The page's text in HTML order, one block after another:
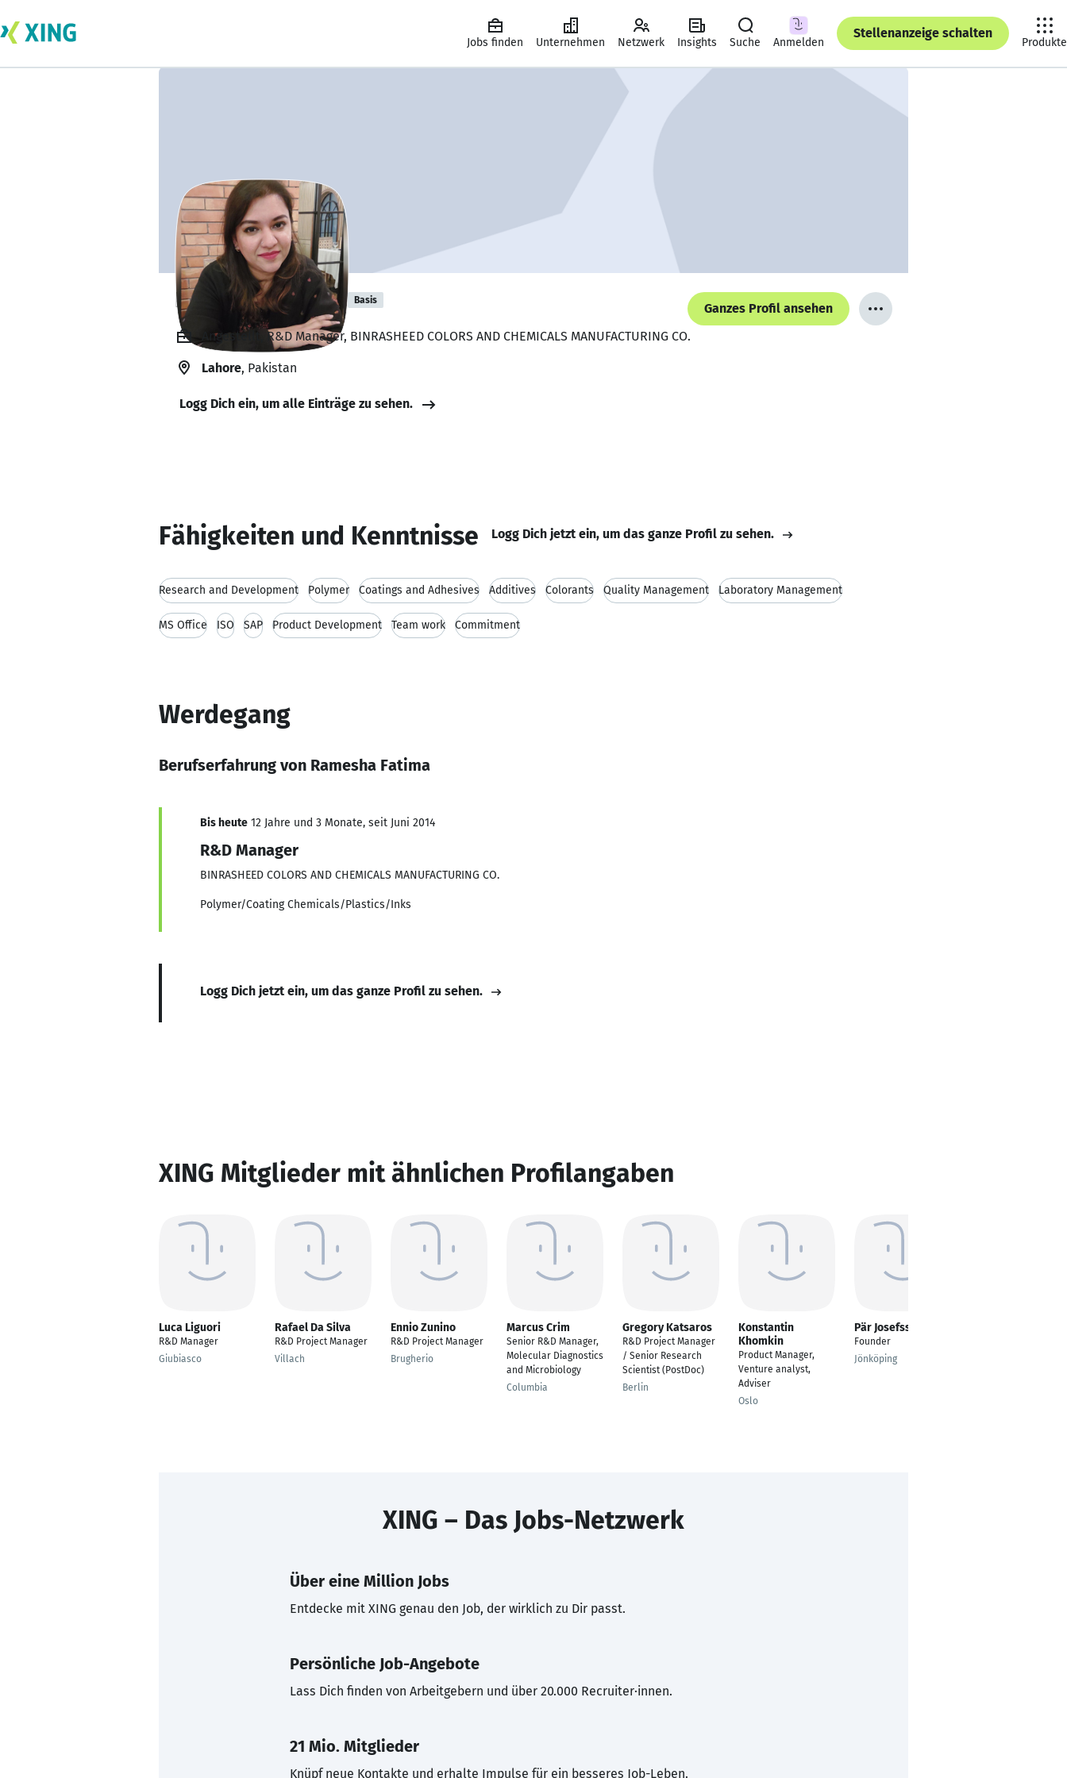
Jobs finden Unternehmen Netzwerk Insights Suche Anmelden
Stellenanzeige schalten
Produkte
Ramesha Fatima Basis
Ganzes Profil ansehen
Angestellt, R&D Manager, BINRASHEED COLORS AND CHEMICALS MANUFACTURING CO.
Lahore, Pakistan
Logg Dich ein, um alle Einträge zu sehen.
Fähigkeiten und Kenntnisse Logg Dich jetzt ein, um das ganze Profil zu sehen.
Research and Development Polymer Coatings and Adhesives Additives Colorants Quality Management Laboratory Management
MS Office ISO SAP Product Development Team work Commitment
Werdegang
Berufserfahrung von Ramesha Fatima
Bis heute 12 Jahre und 3 Monate, seit Juni 2014
R&D Manager
BINRASHEED COLORS AND CHEMICALS MANUFACTURING CO.
Polymer/Coating Chemicals/Plastics/Inks
Logg Dich jetzt ein, um das ganze Profil zu sehen.
XING Mitglieder mit ähnlichen Profilangaben
Luca Liguori
R&D Manager
Giubiasco
Rafael Da Silva
R&D Project Manager
Villach
Ennio Zunino
R&D Project Manager
Brugherio
Marcus Crim
Senior R&D Manager,
Molecular Diagnostics
and Microbiology
Columbia
Gregory Katsaros
R&D Project Manager
/ Senior Research
Scientist (PostDoc)
Berlin
Konstantin
Khomkin
Product Manager,
Venture analyst,
Adviser
Oslo
Pär Josefsson
Founder
Jönköping
XING – Das Jobs-Netzwerk
Über eine Million Jobs
Entdecke mit XING genau den Job, der wirklich zu Dir passt.
Persönliche Job-Angebote
Lass Dich finden von Arbeitgebern und über 20.000 Recruiter·innen.
21 Mio. Mitglieder
Knüpf neue Kontakte und erhalte Impulse für ein besseres Job-Leben.